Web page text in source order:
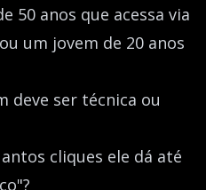
50 anos que acessa via
um jovem de 20 anos
deve ser técnica ou
cliques ele dá até